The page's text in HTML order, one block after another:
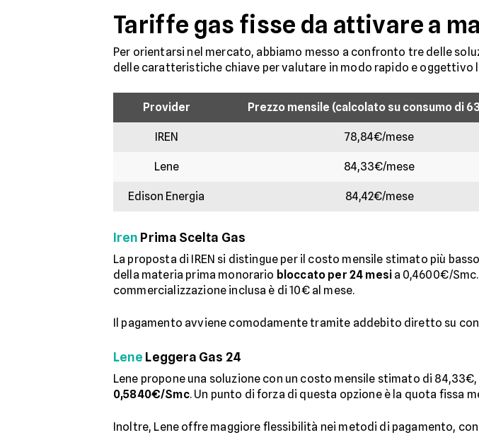
Tariffe gas fisse da attivare a
Per orientarsi nel mercato, abbiamo messo a confronto tre delle
delle caratteristiche chiave per valutare in modo rapido e oggettivo
Provider Prezzo mensile (calcolato su consumo di
IREN 78,84€/mese
Lene 84,33€/mese
Edison Energia 84,42€/mese
Iren Prima Scelta Gas
La proposta di IREN si distingue per il costo mensile stimato più
della materia prima monorario bloccato per 24 mesi a 0,4600€/
commercializzazione inclusa è di 10€ al mese.
Il pagamento avviene comodamente tramite addebito diretto su
Lene Leggera Gas 24
Lene propone una soluzione con un costo mensile stimato di
0,5840€/Smc. Un punto di forza di questa opzione è la quota fissa
Inoltre, Lene offre maggiore flessibilità nei metodi di pagamento,